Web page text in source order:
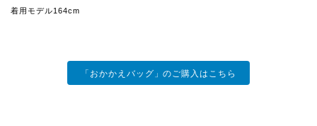
着用モデル164cm
「おかかえバッグ」のご購入はこちら